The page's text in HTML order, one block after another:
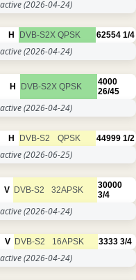
(2026-04-24)
H DVB-S2X QPSK 62554 1/4
(2026-04-24)
H DVB-S2X QPSK
4000
26/45
(2026-04-24)
H DVB-S2 QPSK 44999 1/2
(2026-06-25)
V DVB-S2 32APSK
30000
3/4
(2026-04-24)
V DVB-S2 16APSK 3333 3/4
(2026-04-24)